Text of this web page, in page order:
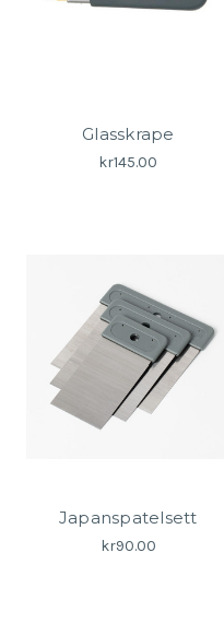
Glasskrape
kr145.00
Japanspatelsett
kr90.00